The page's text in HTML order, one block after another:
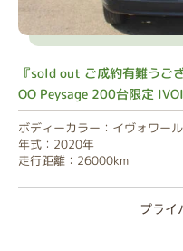
『sold out ご成約有難うご
OO Peysage 200台限定
ボディーカラー：イヴォワール
年式：2020年
走行距離：26000km
プライ